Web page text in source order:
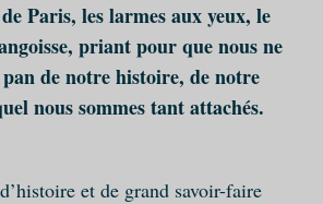
Paris, les larmes aux yeux, le
priant pour que nous ne
de notre histoire, de notre
nous sommes tant attachés.
et de grand savoir-faire